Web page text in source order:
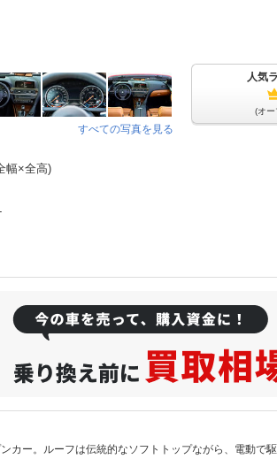
すべての写真を見る
幅×全高)
人気
(オ
カー。ルーフは伝統的なソフトトップながら、電動で